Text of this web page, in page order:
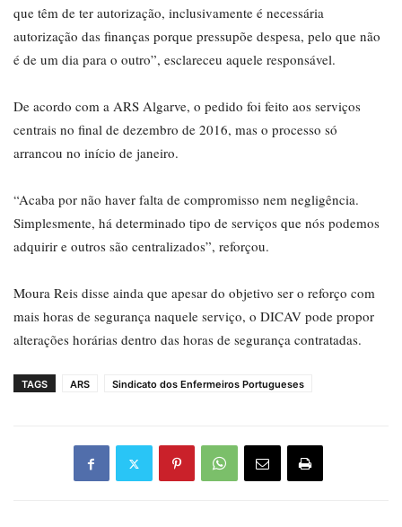
que têm de ter autorização, inclusivamente é necessária
autorização das finanças porque pressupõe despesa, pelo que não
é de um dia para o outro”, esclareceu aquele responsável.
De acordo com a ARS Algarve, o pedido foi feito aos serviços
centrais no final de dezembro de 2016, mas o processo só
arrancou no início de janeiro.
“Acaba por não haver falta de compromisso nem negligência.
Simplesmente, há determinado tipo de serviços que nós podemos
adquirir e outros são centralizados”, reforçou.
Moura Reis disse ainda que apesar do objetivo ser o reforço com
mais horas de segurança naquele serviço, o DICAV pode propor
alterações horárias dentro das horas de segurança contratadas.
TAGS ARS Sindicato dos Enfermeiros Portugueses